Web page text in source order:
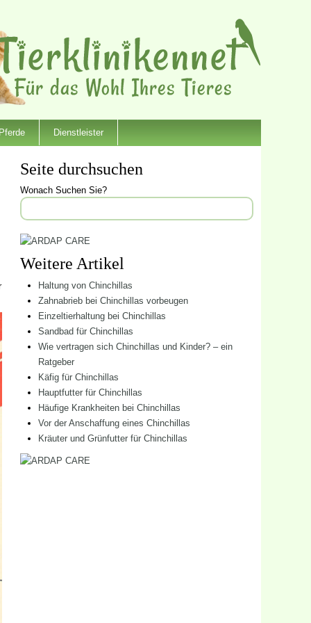
Dienstleister
Seite durchsuchen
Wonach Suchen Sie?
Weitere Artikel
Haltung von Chinchillas
Zahnabrieb bei Chinchillas vorbeugen
Einzeltierhaltung bei Chinchillas
Sandbad für Chinchillas
Wie vertragen sich Chinchillas und Kinder? – ein
Ratgeber
Käfig für Chinchillas
Hauptfutter für Chinchillas
Häufige Krankheiten bei Chinchillas
Vor der Anschaffung eines Chinchillas
Kräuter und Grünfutter für Chinchillas